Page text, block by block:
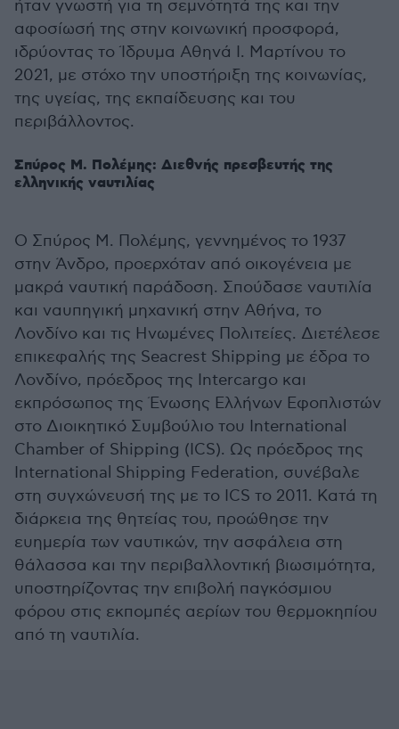
ήταν γνωστή για τη σεμνότητά της και την
αφοσίωσή της στην κοινωνική προσφορά,
ιδρύοντας το Ίδρυμα Αθηνά Ι. Μαρτίνου το
2021, με στόχο την υποστήριξη της κοινωνίας,
της υγείας, της εκπαίδευσης και του
περιβάλλοντος.
Σπύρος Μ. Πολέμης: Διεθνής πρεσβευτής της
ελληνικής ναυτιλίας
Ο Σπύρος Μ. Πολέμης, γεννημένος το 1937
στην Άνδρο, προερχόταν από οικογένεια με
μακρά ναυτική παράδοση. Σπούδασε ναυτιλία
και ναυπηγική μηχανική στην Αθήνα, το
Λονδίνο και τις Ηνωμένες Πολιτείες. Διετέλεσε
επικεφαλής της Seacrest Shipping με έδρα το
Λονδίνο, πρόεδρος της Intercargo και
εκπρόσωπος της Ένωσης Ελλήνων Εφοπλιστών
στο Διοικητικό Συμβούλιο του International
Chamber of Shipping (ICS). Ως πρόεδρος της
International Shipping Federation, συνέβαλε
στη συγχώνευσή της με το ICS το 2011. Κατά τη
διάρκεια της θητείας του, προώθησε την
ευημερία των ναυτικών, την ασφάλεια στη
θάλασσα και την περιβαλλοντική βιωσιμότητα,
υποστηρίζοντας την επιβολή παγκόσμιου
φόρου στις εκπομπές αερίων του θερμοκηπίου
από τη ναυτιλία.